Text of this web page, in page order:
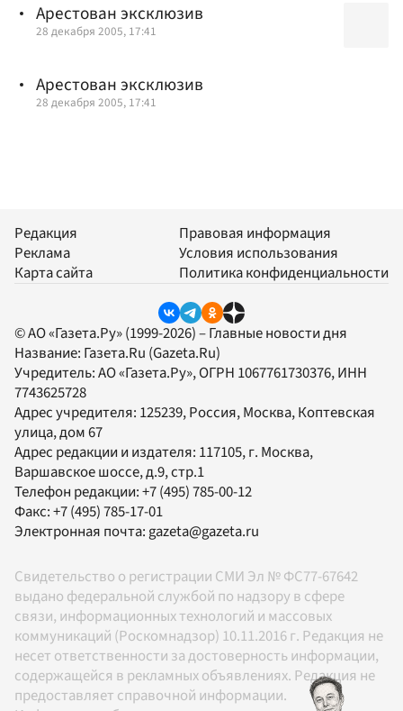
Арестован эксклюзив
28 декабря 2005, 17:41
Арестован эксклюзив
28 декабря 2005, 17:41
Редакция
Реклама
Карта сайта
Правовая информация
Условия использования
Политика конфиденциальности
© АО «Газета.Ру» (1999-2026) – Главные новости дня
Название: Газета.Ru (Gazeta.Ru)
Учредитель:АО «Газета.Ру», ОГРН 1067761730376, ИНН
7743625728
Адрес учредителя: 125239, Россия, Москва, Коптевская
улица, дом 67
Адрес редакции и издателя: 117105, г. Москва,
Варшавское шоссе, д.9, стр.1
Телефон редакции:+7 (495) 785-00-12
Факс:+7 (495) 785-17-01
Электронная почта: gazeta@gazeta.ru
Свидетельство о регистрации СМИ Эл № ФС77-67642
выдано федеральной службой по надзору в сфере
связи, информационных технологий и массовых
коммуникаций (Роскомнадзор) 10.11.2016 г. Редакция не
несет ответственности за достоверность информации,
содержащейся в рекламных объявлениях. Редакция не
предоставляет справочной информации.